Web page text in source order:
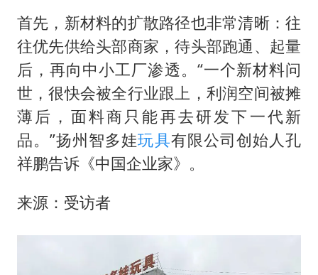
首先，新材料的扩散路径也非常清晰：往
往优先供给头部商家，待头部跑通、起量
后，再向中小工厂渗透。“一个新材料问
世，很快会被全行业跟上，利润空间被摊
薄后，面料商只能再去研发下一代新
品。”扬州智多娃玩具有限公司创始人孔
祥鹏告诉《中国企业家》。
来源：受访者